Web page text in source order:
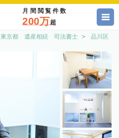
月間閲覧件数
200万超
東京都 遺産相続 司法書士 品川区